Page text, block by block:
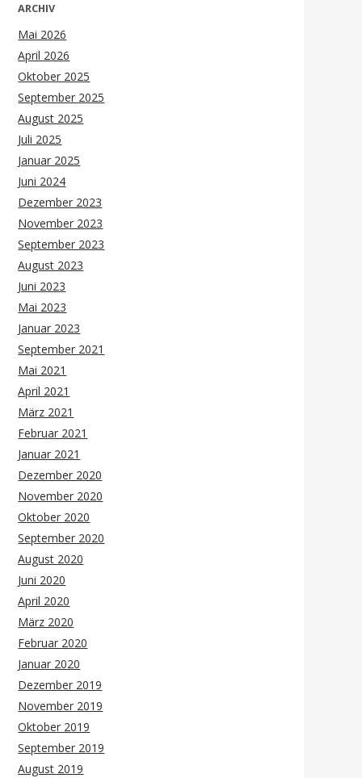
ARCHIV
Mai 2026
April 2026
Oktober 2025
September 2025
August 2025
Juli 2025
Januar 2025
Juni 2024
Dezember 2023
November 2023
September 2023
August 2023
Juni 2023
Mai 2023
Januar 2023
September 2021
Mai 2021
April 2021
März 2021
Februar 2021
Januar 2021
Dezember 2020
November 2020
Oktober 2020
September 2020
August 2020
Juni 2020
April 2020
März 2020
Februar 2020
Januar 2020
Dezember 2019
November 2019
Oktober 2019
September 2019
August 2019